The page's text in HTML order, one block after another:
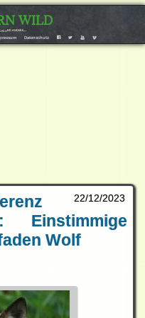
wild
und andere…
Datenschutz F T Y V
22/12/2023
Einstimmige
Wolf